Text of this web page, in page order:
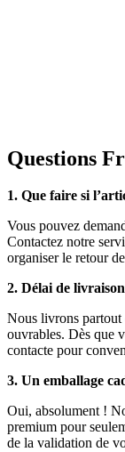
Questions
1. Que faire si
Vous pouvez
Contactez notre
organiser le retour
2. Délai de
Nous livrons partout
ouvrables. Dès que
contacte pour
3. Un emballage
Oui, absolument !
premium pour
de la validation de